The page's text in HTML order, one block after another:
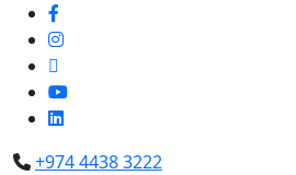
+974 4438 3222